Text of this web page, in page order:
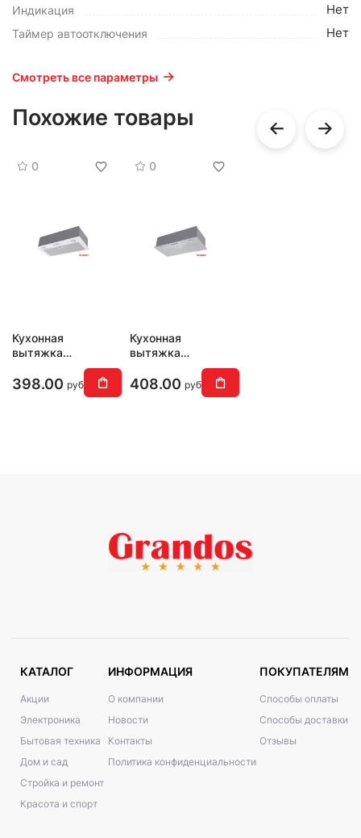
Индикация Нет
Таймер автоотключения Нет
Смотреть все параметры
Похожие товары
0
Кухонная
вытяжка
Crosby Singl 5028
398.00 руб
0
Кухонная
вытяжка
Crosby Singl 5028
(нержавеющая
408.00 руб
КАТАЛОГ
Акции
Электроника
Бытовая техника
Дом и сад
Стройка и ремонт
Красота и спорт
ИНФОРМАЦИЯ
О компании
Новости
Контакты
Политика конфиденциальности
ПОКУПАТЕЛЯМ
Способы оплаты
Способы доставки
Отзывы